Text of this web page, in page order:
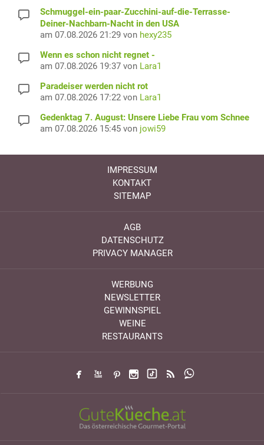
Schmuggel-ein-paar-Zucchini-auf-die-Terrasse-
Deiner-Nachbarn-Nacht in den USA
am 07.08.2026 21:29 von hexy235
Wenn es schon nicht regnet -
am 07.08.2026 19:37 von Lara1
Paradeiser werden nicht rot
am 07.08.2026 17:22 von Lara1
Gedenktag 7. August: Unsere Liebe Frau vom Schnee
am 07.08.2026 15:45 von jowi59
IMPRESSUM
KONTAKT
SITEMAP
AGB
DATENSCHUTZ
PRIVACY MANAGER
WERBUNG
NEWSLETTER
GEWINNSPIEL
WEINE
RESTAURANTS